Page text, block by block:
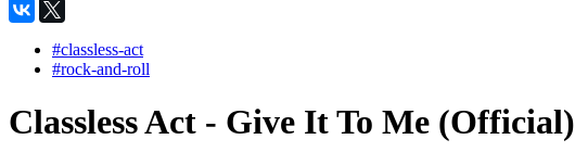
#classless-act
#rock-and-roll
Classless Act - Give It To Me (Official)